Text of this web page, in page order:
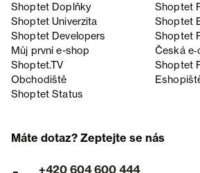
Shoptet Doplňky
Shoptet
Shoptet Univerzita
Shoptet
Shoptet Developers
Shoptet
Můj první e-shop
Česká
Shoptet.TV
Shoptet
Obchodiště
Shoptet Status
Máte dotaz? Zeptejte se nás
+420 604 600 444